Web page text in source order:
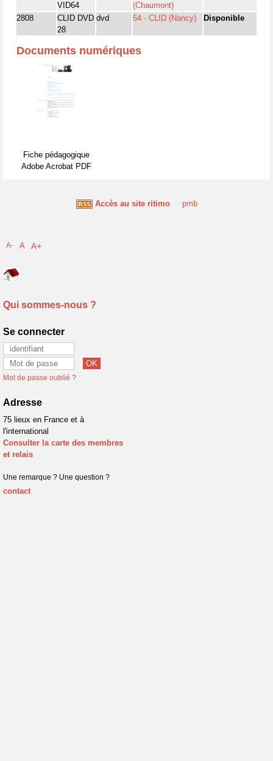
VID64
(Chaumont)
2808
CLID DVD
28
dvd 54 - CLID (Nancy) Disponible
Documents numériques
Fiche pédagogique
Adobe Acrobat PDF
Accès au site ritimo pmb
A- A A+
Qui sommes-nous ?
Se connecter
Mot de passe oublié ?
Adresse
75 lieux en France et à
l'international
Consulter la carte des membres
et relais
Une remarque ? Une question ?
contact